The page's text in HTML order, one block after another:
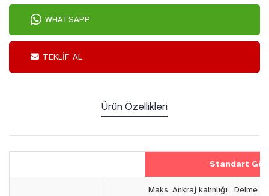
WHATSAPP
TEKLIF AL
Ürün Özellikleri
Standart
Maks. Ankraj kalınlığı Delme